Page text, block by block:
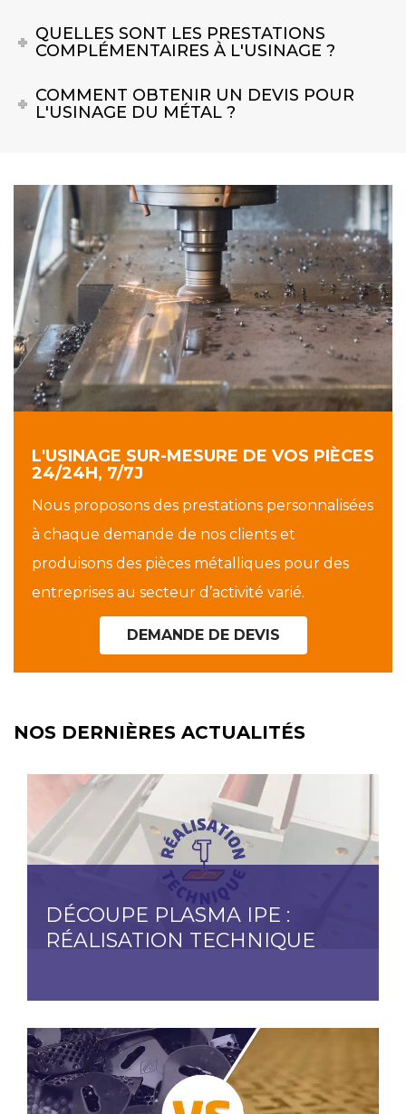
QUELLES SONT LES PRESTATIONS
COMPLÉMENTAIRES À L'USINAGE ?
COMMENT OBTENIR UN DEVIS POUR
L'USINAGE DU MÉTAL ?
L'USINAGE SUR-MESURE DE VOS PIÈCES
24/24H, 7/7J
Nous proposons des prestations personnalisées
à chaque demande de nos clients et
produisons des pièces métalliques pour des
entreprises au secteur d’activité varié.
DEMANDE DE DEVIS
NOS DERNIÈRES ACTUALITÉS
DÉCOUPE PLASMA IPE :
RÉALISATION TECHNIQUE